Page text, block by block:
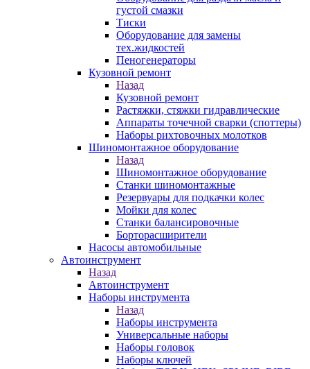
густой смазки
Тиски
Оборудование для замены
тех.жидкостей
Пеногенераторы
Кузовной ремонт
Назад
Кузовной ремонт
Растяжки, стяжки гидравлические
Аппараты точечной сварки (споттеры)
Наборы рихтовочных молотков
Шиномонтажное оборудование
Назад
Шиномонтажное оборудование
Станки шиномонтажные
Резервуары для подкачки колес
Мойки для колес
Станки балансировочные
Борторасширители
Насосы автомобильные
Автоинструмент
Назад
Автоинструмент
Наборы инструмента
Назад
Наборы инструмента
Универсальные наборы
Наборы головок
Наборы ключей